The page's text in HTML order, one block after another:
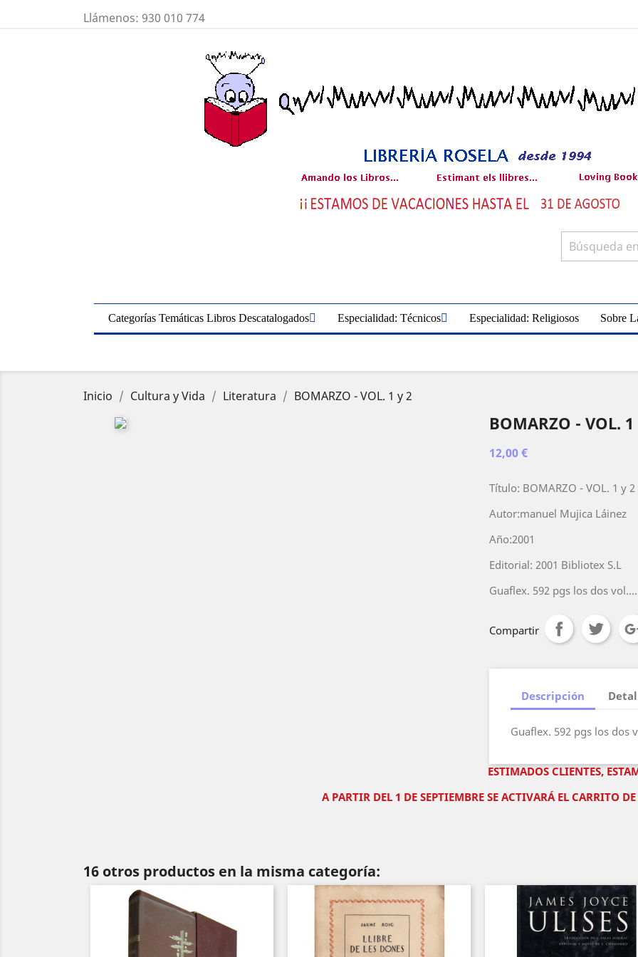
Llámenos: 930 010 774
Categorías Temáticas Libros Descatalogados Especialidad: Técnicos Especialidad: Religiosos Sobre
Inicio Cultura y Vida Literatura BOMARZO - VOL. 1 y 2
BOMARZO - VOL. 1
12,00 €
Título: BOMARZO - VOL. 1 y 2
Autor:manuel Mujica Láinez
Año:2001
Editorial: 2001 Bibliotex S.L
Guaflex. 592 pgs los dos vol....
Compartir
Descripción
Guaflex. 592 pgs los dos
ESTIMADOS CLIENTES,
A PARTIR DEL 1 DE SEPTIEMBRE SE ACTIVARÁ EL CARRITO
16 otros productos en la misma categoría: